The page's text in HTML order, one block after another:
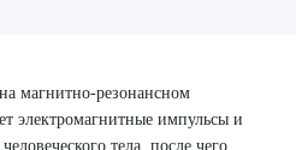
магнитно-резонансном
электромагнитные импульсы и
тела, после чего